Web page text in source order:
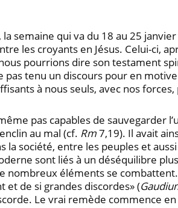
la semaine qui va du 18 au 25
les croyants en Jésus. Celui-ci,
pourrions dire son testament
tenu un discours pour en
à nous seuls, avec nos forces,
pas capables de sauvegarder
au mal (cf. Rm7,19). Il avait
société, entre les peuples et
sont liés à un déséquilibre
nombreux éléments se
et de si grandes discordes» (
Le vrai remède commence